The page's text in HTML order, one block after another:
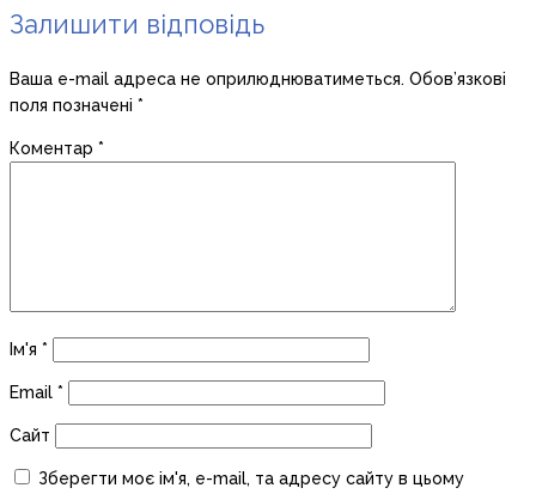
Залишити відповідь
Ваша e-mail адреса не оприлюднюватиметься. Обов’язкові
поля позначені *
Коментар *
Ім'я *
Email *
Сайт
Зберегти моє ім'я, e-mail, та адресу сайту в цьому